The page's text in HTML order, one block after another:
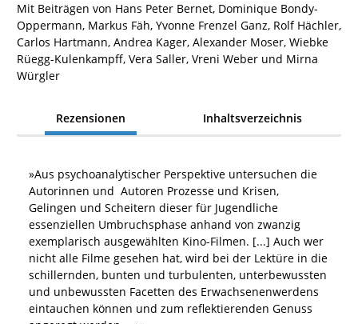
Mit Beiträgen von Hans Peter Bernet, Dominique Bondy-
Oppermann, Markus Fäh, Yvonne Frenzel Ganz, Rolf Hächler,
Carlos Hartmann, Andrea Kager, Alexander Moser, Wiebke
Rüegg-Kulenkampff, Vera Saller, Vreni Weber und Mirna
Würgler
Rezensionen Inhaltsverzeichnis
»Aus psychoanalytischer Perspektive untersuchen die
Autorinnen und Autoren Prozesse und Krisen,
Gelingen und Scheitern dieser für Jugendliche
essenziellen Umbruchsphase anhand von zwanzig
exemplarisch ausgewählten Kino-Filmen. [...] Auch wer
nicht alle Filme gesehen hat, wird bei der Lektüre in die
schillernden, bunten und turbulenten, unterbewussten
und unbewussten Facetten des Erwachsenenwerdens
eintauchen können und zum reflektierenden Genuss